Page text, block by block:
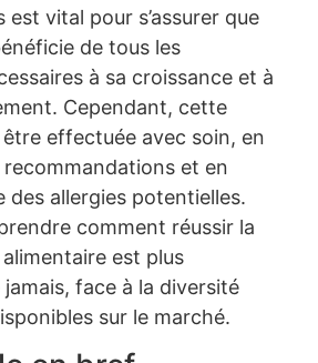
est vital pour s’assurer que
de tous les
à sa croissance et à
Cependant, cette
effectuée avec soin, en
et en
allergies potentielles.
comment réussir la
est plus
face à la diversité
sur le marché.